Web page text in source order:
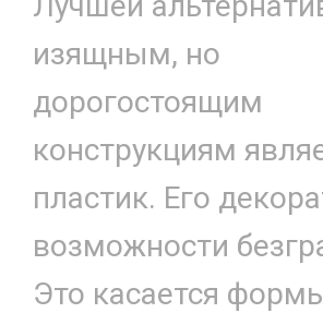
изящным, но
дорогостоящим
конструкциям
пластик. Его
возможности
Это касается